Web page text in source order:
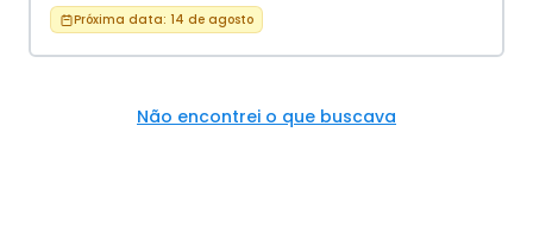
Próxima data: 14 de agosto
Não encontrei o que buscava